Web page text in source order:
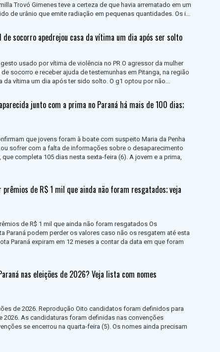
Trovó Gimenes teve a certeza de que havia arrematado em um
de urânio que emite radiação em pequenas quantidades. Os i...
socorro apedrejou casa da vítima um dia após ser solto
usado por vítima de violência no PR O agressor da mulher
socorro e receber ajuda de testemunhas em Pitanga, na região
da vítima um dia após ter sido solto. O g1 optou por não...
junto com a prima no Paraná há mais de 100 dias;
que jovens foram à boate com suspeito Maria da Penha
sofrer com a falta de informações sobre o desaparecimento
completa 105 dias nesta sexta-feira (6). A jovem e a prima,
de R$ 1 mil que ainda não foram resgatados; veja
de R$ 1 mil que ainda não foram resgatados Os
Paraná podem perder os valores caso não os resgatem até esta
Paraná expiram em 12 meses a contar da data em que foram
nas eleições de 2026? Veja lista com nomes
de 2026. Reprodução Oito candidatos foram definidos para
2026. As candidaturas foram definidas nas convenções
se encerrou na quarta-feira (5). Os nomes ainda precisam